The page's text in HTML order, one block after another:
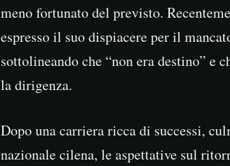
meno fortunato del previsto.
espresso il suo dispiacere per il
sottolineando che “non era destino” e
la dirigenza.
Dopo una carriera ricca di successi,
nazionale cilena, le aspettative sul